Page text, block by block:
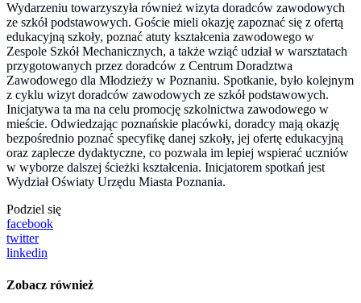
Wydarzeniu towarzyszyła również wizyta doradców zawodowych
ze szkół podstawowych. Goście mieli okazję zapoznać się z ofertą
edukacyjną szkoły, poznać atuty kształcenia zawodowego w
Zespole Szkół Mechanicznych, a także wziąć udział w warsztatach
przygotowanych przez doradców z Centrum Doradztwa
Zawodowego dla Młodzieży w Poznaniu. Spotkanie, było kolejnym
z cyklu wizyt doradców zawodowych ze szkół podstawowych.
Inicjatywa ta ma na celu promocję szkolnictwa zawodowego w
mieście. Odwiedzając poznańskie placówki, doradcy mają okazję
bezpośrednio poznać specyfikę danej szkoły, jej ofertę edukacyjną
oraz zaplecze dydaktyczne, co pozwala im lepiej wspierać uczniów
w wyborze dalszej ścieżki kształcenia. Inicjatorem spotkań jest
Wydział Oświaty Urzędu Miasta Poznania.
Podziel się
facebook
twitter
linkedin
Zobacz również